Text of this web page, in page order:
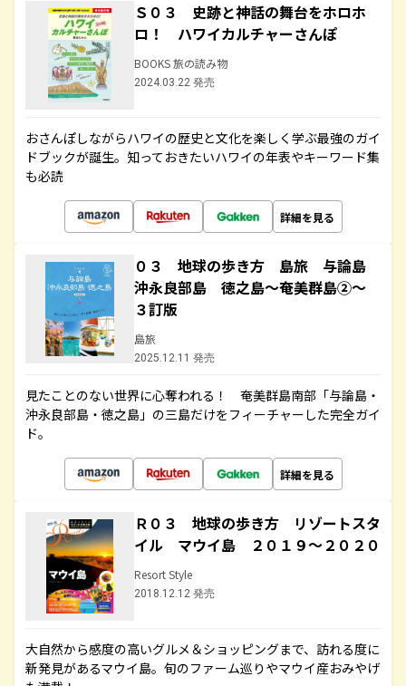
Ｓ０３ 史跡と神話の舞台をホロホ
ロ！ ハワイカルチャーさんぽ
BOOKS 旅の読み物
2024.03.22 発売
おさんぽしながらハワイの歴史と文化を楽しく学ぶ最強のガイ
ドブックが誕生。知っておきたいハワイの年表やキーワード集
も必読
詳細を見る
０３ 地球の歩き方 島旅 与論島
沖永良部島 徳之島～奄美群島②～
３訂版
島旅
2025.12.11 発売
見たことのない世界に心奪われる！ 奄美群島南部「与論島・
沖永良部島・徳之島」の三島だけをフィーチャーした完全ガイ
ド。
詳細を見る
Ｒ０３ 地球の歩き方 リゾートスタ
イル マウイ島 ２０１９～２０２０
Resort Style
2018.12.12 発売
大自然から感度の高いグルメ＆ショッピングまで、訪れる度に
新発見があるマウイ島。旬のファーム巡りやマウイ産おみやげ